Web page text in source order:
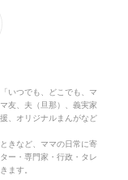
いつでも、どこでも、マ
友、夫（旦那）、義実家
、オリジナルまんがなど
きなど、ママの日常に寄
ー・専門家・行政・タレ
ます。